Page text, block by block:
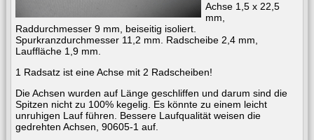
Achse 1,5 x 22,5
mm,
Raddurchmesser 9 mm, beiseitig isoliert.
Spurkranzdurchmesser 11,2 mm. Radscheibe 2,4 mm,
Lauffläche 1,9 mm.
1 Radsatz ist eine Achse mit 2 Radscheiben!
Die Achsen wurden auf Länge geschliffen und darum sind die
Spitzen nicht zu 100% kegelig. Es könnte zu einem leicht
unruhigen Lauf führen. Bessere Laufqualität weisen die
gedrehten Achsen, 90605-1 auf.